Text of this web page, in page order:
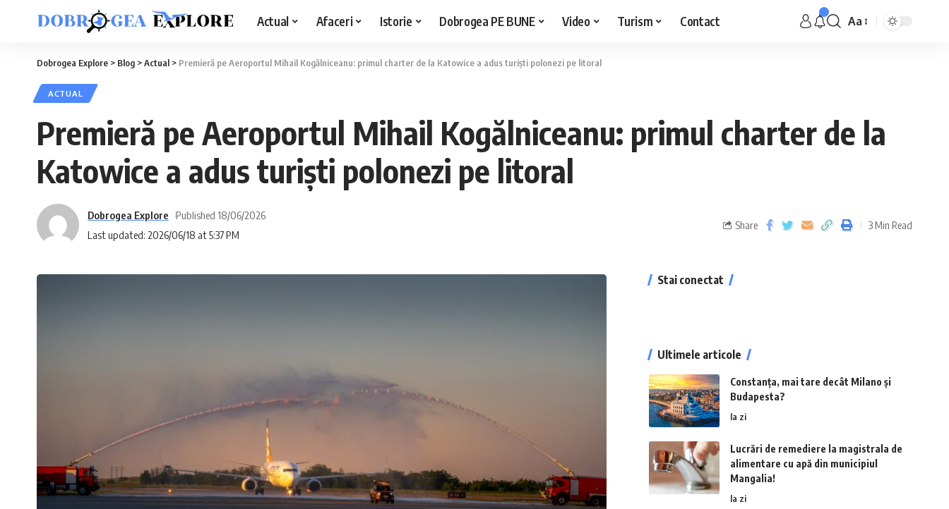
Actual Afaceri Istorie Dobrogea PE BUNE Video Turism Contact Aa
Dobrogea Explore > Blog >Actual > Premieră pe Aeroportul Mihail Kogălniceanu: primul charter de la Katowice a adus turiști polonezi pe litoral
ACTUAL
Premieră pe Aeroportul Mihail Kogălniceanu: primul charter de la
Katowice a adus turiști polonezi pe litoral
Last updated: 2026/06/18 at 5:37 PM
Dobrogea Explore Published 18/06/2026
Share 3 Min Read
Stai conectat
Ultimele articole
Constanța, mai tare decât Milano și
Budapesta?
la zi
Lucrări de remediere la magistrala de
alimentare cu apă din municipiul
Mangalia!
la zi